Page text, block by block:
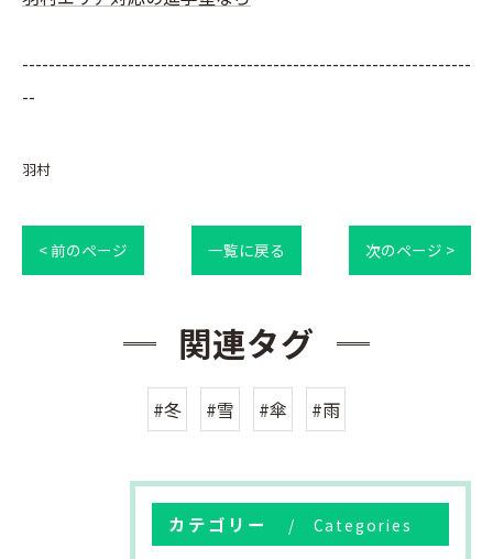
--------------------------------------------------------------------
--
羽村
< 前のページ 一覧に戻る 次のページ >
関連タグ
#冬 #雪 #傘 #雨
カテゴリー Categories